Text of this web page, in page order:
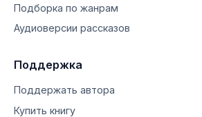
Подборка по жанрам
Аудиоверсии рассказов
Поддержка
Поддержать автора
Купить книгу